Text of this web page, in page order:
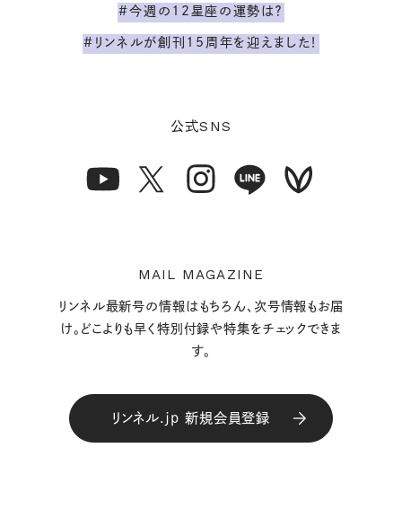
#今週の12星座の運勢は？
#リンネルが創刊15周年を迎えました！
公式SNS
MAIL MAGAZINE
リンネル最新号の情報はもちろん、次号情報もお届
け。どこよりも早く特別付録や特集をチェックできま
す。
リンネル.jp 新規会員登録